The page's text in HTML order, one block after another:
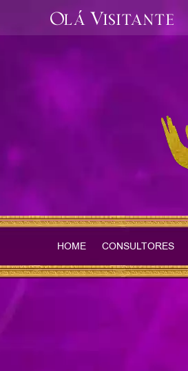
Olá Visitante
HOME CONSULTORES